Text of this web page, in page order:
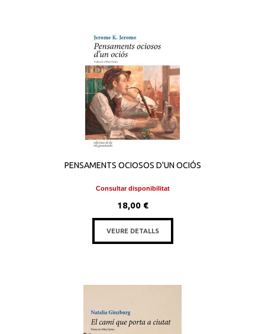
PENSAMENTS OCIOSOS D'UN OCIÓS
Consultar disponibilitat
18,00 €
VEURE DETALLS